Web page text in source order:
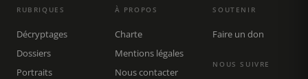
RUBRIQUES
Décryptages
Dossiers
Portraits
À PROPOS
Charte
Mentions légales
Nous contacter
SOUTENIR
Faire un don
NOUS SUIVRE